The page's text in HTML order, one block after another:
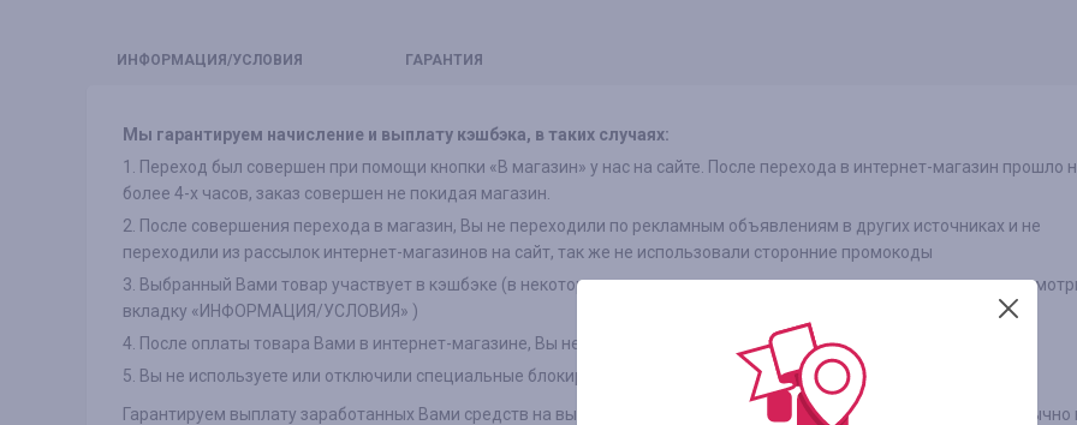
ИНФО РМАЦИЯ/УСЛОВИЯ ГАРАНТИЯ
Мы гарантируем начисление и выплату кэшбэка, в таких случаях:
1. Переход был совершен при помощи кнопки «В магазин» у нас на сайте. После перехода в интернет-магазин прошло
более 4-х часов, заказ совершен не покидая магазин.
2. После совершения перехода в магазин, Вы не переходили по рекламным объявлениям в других источниках и не
переходили из рассылок интернет-магазинов на сайт, так же не использовали сторонние промокоды
3. Выбранный Вами товар участвует в кэшбэке (в некоторых интернет-магазинах есть разделение на категории,
вкладку «ИНФОРМАЦИЯ/УСЛОВИЯ» )
4. После оплаты товара Вами в интернет-магазине, Вы не отказались от товара по каким либо причинам
5. Вы не используете или отключили специальные блокировщики рекламы, такие как AdBlock и другие
Гарантируем выплату заработанных Вами средств на выбранный удобный способ в течении 3-х рабочих дней (обычно